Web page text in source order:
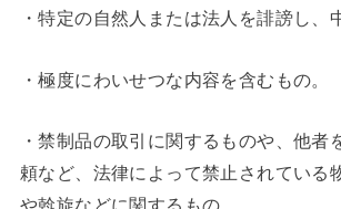
・特定の自然人または法人を誹謗し、
・極度にわいせつな内容を含むもの。
・禁制品の取引に関するものや、他者
頼など、法律によって禁止されている
や斡旋などに関するもの。